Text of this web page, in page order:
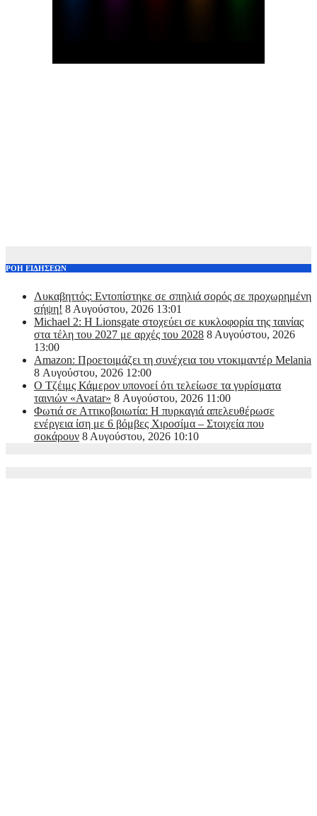
ΡΟΗ ΕΙΔΗΣΕΩΝ
Λυκαβηττός: Εντοπίστηκε σε σπηλιά σορός σε προχωρημένη
σήψη! 8 Αυγούστου, 2026 13:01
Michael 2: Η Lionsgate στοχεύει σε κυκλοφορία της ταινίας
στα τέλη του 2027 με αρχές του 2028 8 Αυγούστου, 2026
13:00
Amazon: Προετοιμάζει τη συνέχεια του ντοκιμαντέρ Melania
8 Αυγούστου, 2026 12:00
Ο Τζέιμς Κάμερον υπονοεί ότι τελείωσε τα γυρίσματα
ταινιών «Avatar» 8 Αυγούστου, 2026 11:00
Φωτιά σε Αττικoβοιωτία: Η πυρκαγιά απελευθέρωσε
ενέργεια ίση με 6 βόμβες Χιροσίμα – Στοιχεία που
σοκάρουν 8 Αυγούστου, 2026 10:10